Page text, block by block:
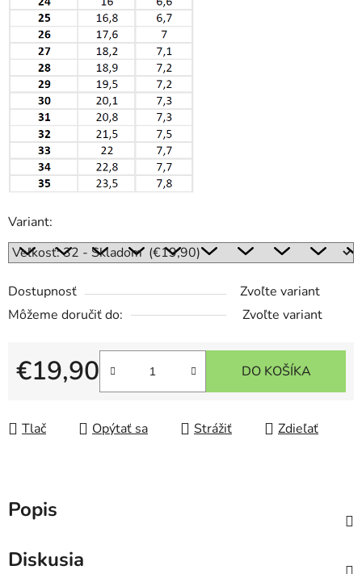
Variant:
Dostupnosť
Zvoľte variant
Môžeme doručiť do:
Zvoľte variant
€19,90
Jednotková cena:
DO KOŠÍKA
Tlač Opýtať sa Strážiť Zdieľať
Popis
Diskusia